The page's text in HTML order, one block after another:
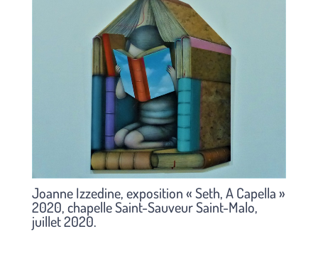
Joanne Izzedine, exposition « Seth, A Capella »
2020, chapelle Saint-Sauveur Saint-Malo,
juillet 2020.